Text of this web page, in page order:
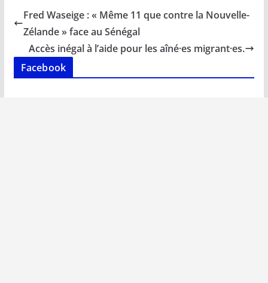
b
o
o
k
l s
A
p
e
dI
n
y
n
g
Fred Waseige : « Même 11 que contre la Nouvelle-
Zélande » face au Sénégal
Accès inégal à l’aide pour les aîné·es migrant·es.
Facebook